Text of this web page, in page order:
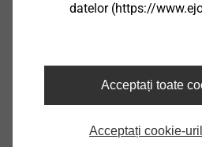
Solutii de fixare pentru
datelor (https://
Acceptați toate
Acceptați cookie-